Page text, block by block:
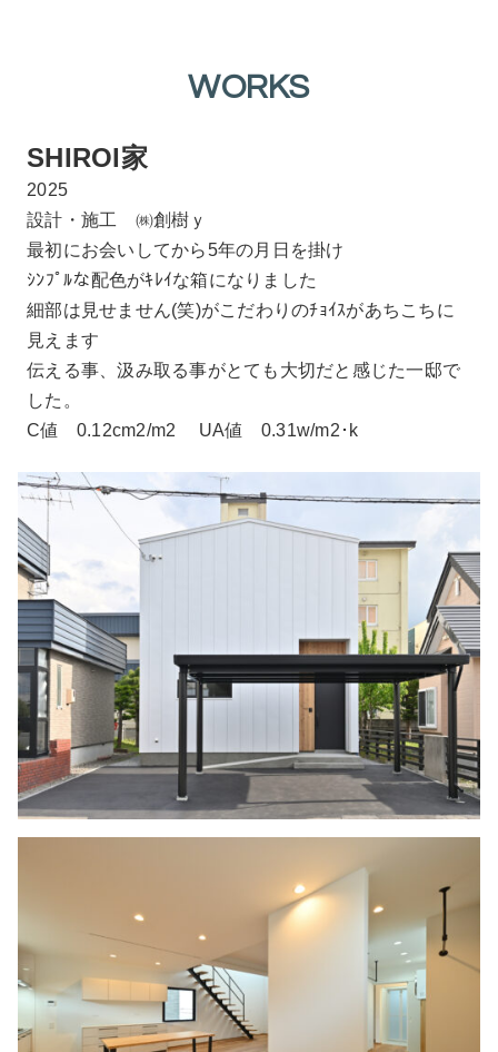
WORKS
SHIROI家
2025
設計・施工 ㈱創樹ｙ
最初にお会いしてから5年の月日を掛け
ｼﾝﾌﾟﾙな配色がｷﾚｲな箱になりました
細部は見せません(笑)がこだわりのﾁｮｲｽがあちこちに
見えます
伝える事、汲み取る事がとても大切だと感じた一邸で
した。
C値 0.12cm2/m2 UA値 0.31w/m2･k